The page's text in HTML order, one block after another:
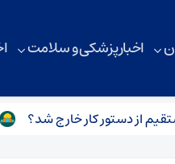
اخبار پزشکی و سلامت
کار خارج شد؟